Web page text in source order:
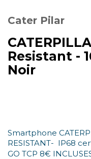
Cater Pilar
Resistant -
Noir
Smartphone
RESISTANT- IP68
GO TCP 8€